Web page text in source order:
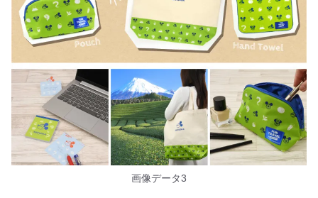
画像データ3